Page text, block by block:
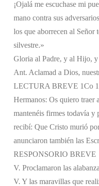
¡Ojalá me escuchase mi
mano contra sus
los que aborrecen al Señor
silvestre.»
Gloria al Padre, y al Hijo,
Ant. Aclamad a Dios,
LECTURA BREVE 1Co
Hermanos: Os quiero traer
mantenéis firmes todavía y
recibí: Que Cristo murió
anunciaron también las
RESPONSORIO BREVE
V. Proclamaron las
V. Y las maravillas que